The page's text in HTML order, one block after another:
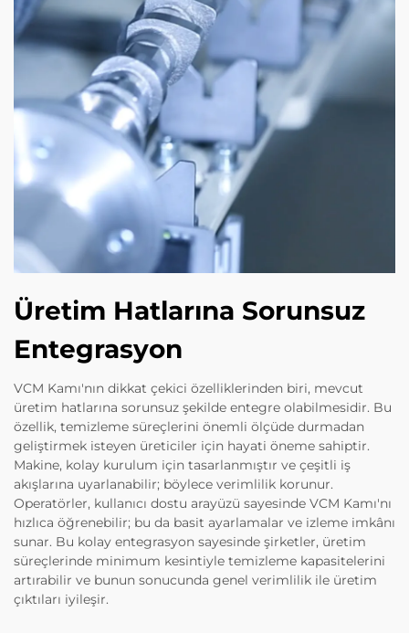
Üretim Hatlarına Sorunsuz
Entegrasyon
VCM Kamı'nın dikkat çekici özelliklerinden biri, mevcut
üretim hatlarına sorunsuz şekilde entegre olabilmesidir. Bu
özellik, temizleme süreçlerini önemli ölçüde durmadan
geliştirmek isteyen üreticiler için hayati öneme sahiptir.
Makine, kolay kurulum için tasarlanmıştır ve çeşitli iş
akışlarına uyarlanabilir; böylece verimlilik korunur.
Operatörler, kullanıcı dostu arayüzü sayesinde VCM Kamı'nı
hızlıca öğrenebilir; bu da basit ayarlamalar ve izleme imkânı
sunar. Bu kolay entegrasyon sayesinde şirketler, üretim
süreçlerinde minimum kesintiyle temizleme kapasitelerini
artırabilir ve bunun sonucunda genel verimlilik ile üretim
çıktıları iyileşir.